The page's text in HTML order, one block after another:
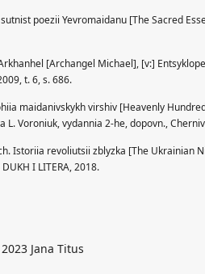
poezii Yevromaidanu [The Sacred
[Archangel Michael], [v:]
t. 6, s. 686.
maidanivskykh virshiv [Heavenly
L. Voroniuk, vydannia 2-he, dopovn.,
Istoriia revoliutsii zblyzka [The Ukrainian
I LITERA, 2018.
Jana Titus